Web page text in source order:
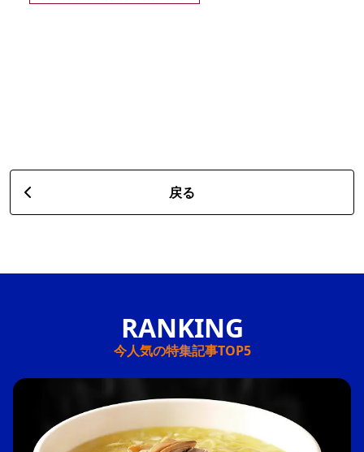
戻る
今人気の特集記事TOP5